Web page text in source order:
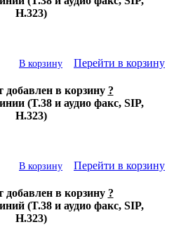
H.323)
В корзину Перейти в корзину
добавлен в корзину ?
(T.38 и аудио факс, SIP,
H.323)
В корзину Перейти в корзину
добавлен в корзину ?
(T.38 и аудио факс, SIP,
H.323)